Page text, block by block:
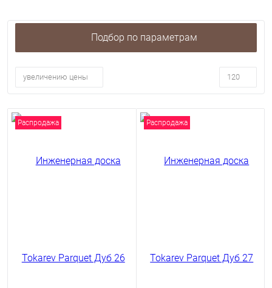
Подбор по параметрам
увеличению цены 120
Распродажа Распродажа